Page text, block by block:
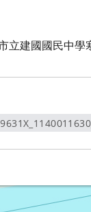
立建國國民中